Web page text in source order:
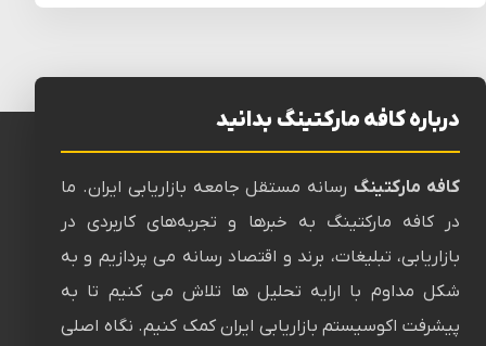
درباره کافه مارکتینگ بدانید
کافه مارکتینگرسانه‌ مستقل جامعه بازاریابی ایران. ما
در کافه مارکتینگ به خبرها و تجربه‌های کاربردی در
بازاریابی، تبلیغات، برند و اقتصاد رسانه می پردازیم و به
شکل مداوم با ارایه تحلیل ها تلاش می کنیم تا به
پیشرفت اکوسیستم بازاریابی ایران کمک کنیم. نگاه اصلی